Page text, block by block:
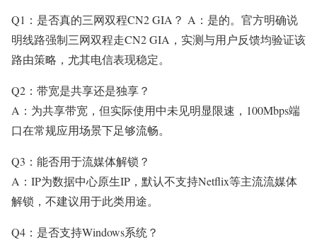
Q1：是否真的三网双程CN2 GIA？ A：是的。官方明确说
明线路强制三网双程走CN2 GIA，实测与用户反馈均验证该
路由策略，尤其电信表现稳定。
Q2：带宽是共享还是独享？
A：为共享带宽，但实际使用中未见明显限速，100Mbps端
口在常规应用场景下足够流畅。
Q3：能否用于流媒体解锁？
A：IP为数据中心原生IP，默认不支持Netflix等主流流媒体
解锁，不建议用于此类用途。
Q4：是否支持Windows系统？